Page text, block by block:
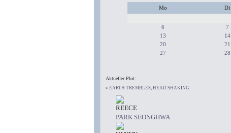
Mo Di
6
7
13
14
20
21
27
28
Aktueller Plot:
» EARTH TREMBLES, HEAD SHAKING
REECE
PARK SEONGHWA